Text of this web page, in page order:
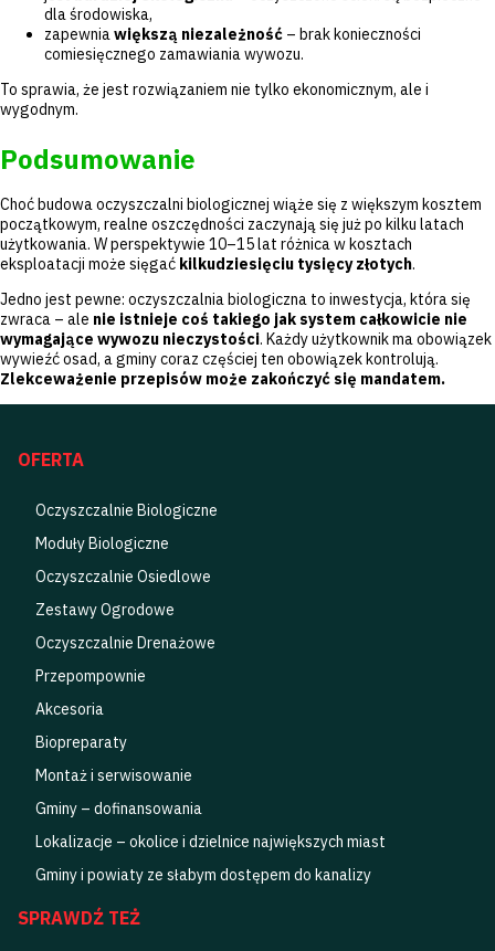
dla środowiska,
zapewniawiększą niezależność – brak konieczności
comiesięcznego zamawiania wywozu.
To sprawia, że jest rozwiązaniem nie tylko ekonomicznym, ale i
wygodnym.
Podsumowanie
Choć budowa oczyszczalni biologicznej wiąże się z większym kosztem
początkowym, realne oszczędności zaczynają się już po kilku latach
użytkowania. W perspektywie 10–15 lat różnica w kosztach
eksploatacji może sięgać kilkudziesięciu tysięcy złotych.
Jedno jest pewne: oczyszczalnia biologiczna to inwestycja, która się
zwraca – ale nie istnieje coś takiego jak system całkowicie nie
wymagające wywozu nieczystości. Każdy użytkownik ma obowiązek
wywieźć osad, a gminy coraz częściej ten obowiązek kontrolują.
Zlekceważenie przepisów może zakończyć się mandatem.
OFERTA
Oczyszczalnie Biologiczne
Moduły Biologiczne
Oczyszczalnie Osiedlowe
Zestawy Ogrodowe
Oczyszczalnie Drenażowe
Przepompownie
Akcesoria
Biopreparaty
Montaż i serwisowanie
Gminy – dofinansowania
Lokalizacje – okolice i dzielnice największych miast
Gminy i powiaty ze słabym dostępem do kanalizy
SPRAWDŹ TEŻ